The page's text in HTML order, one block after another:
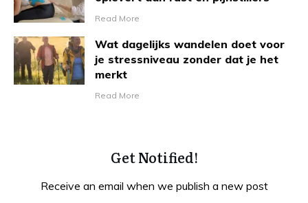
​Read More
Wat dagelijks wandelen doet voor
je stressniveau zonder dat je het
merkt
​Read More
Get Notified!
Receive an email when we publish a new post